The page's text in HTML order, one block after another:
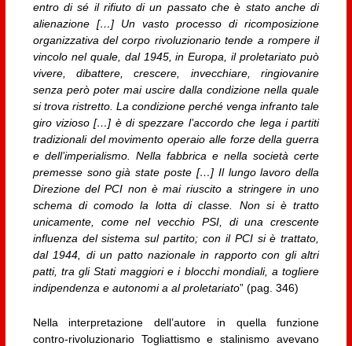
entro di sé il rifiuto di un passato che è stato anche di
alienazione […] Un vasto processo di ricomposizione
organizzativa del corpo rivoluzionario tende a rompere il
vincolo nel quale, dal 1945, in Europa, il proletariato può
vivere, dibattere, crescere, invecchiare, ringiovanire
senza però poter mai uscire dalla condizione nella quale
si trova ristretto. La condizione perché venga infranto tale
giro vizioso […] è di spezzare l’accordo che lega i partiti
tradizionali del movimento operaio alle forze della guerra
e dell’imperialismo. Nella fabbrica e nella società certe
premesse sono già state poste […] Il lungo lavoro della
Direzione del PCI non è mai riuscito a stringere in uno
schema di comodo la lotta di classe. Non si è tratto
unicamente, come nel vecchio PSI, di una crescente
influenza del sistema sul partito; con il PCI si è trattato,
dal 1944, di un patto nazionale in rapporto con gli altri
patti, tra gli Stati maggiori e i blocchi mondiali, a togliere
indipendenza e autonomi a al proletariato” (pag. 346)
Nella interpretazione dell’autore in quella funzione
contro-rivoluzionario Togliattismo e stalinismo avevano